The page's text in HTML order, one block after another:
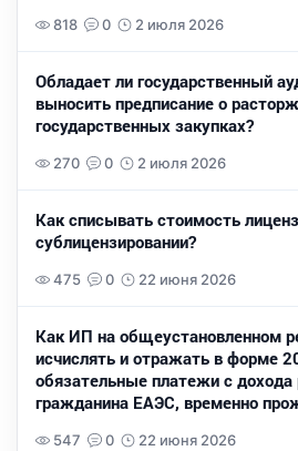
818 0 2 июля 2026
Обладает ли государственный
выносить предписание о
государственных закупках?
270 0 2 июля 2026
Как списывать стоимость
сублицензировании?
475 0 22 июня 2026
Как ИП на общеустановленном
исчислять и отражать в форме
обязательные платежи с дохода
гражданина ЕАЭС, временно
547 0 22 июня 2026